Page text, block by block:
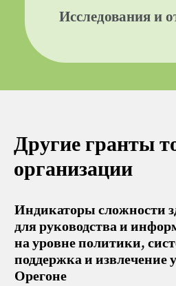
Исследования и
Другие гранты
организации
Индикаторы сложности
для руководства и
на уровне политики,
поддержка и извлечение
Орегоне